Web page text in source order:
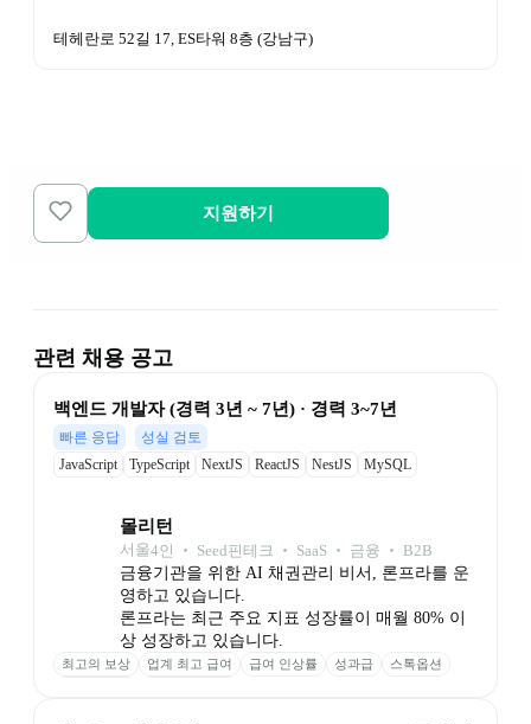
테헤란로 52길 17, ES타워 8층 (강남구)
지원하기
관련 채용 공고
백엔드 개발자 (경력 3년 ~ 7년) · 경력 3~7년
빠른 응답
성실 검토
JavaScript
TypeScript NextJS ReactJS NestJS MySQL
몰리턴
서울4인 ‧ Seed핀테크 ‧ SaaS ‧ 금융 ‧ B2B
금융기관을 위한 AI 채권관리 비서, 론프라를 운
영하고 있습니다.
론프라는 최근 주요 지표 성장률이 매월 80% 이
상 성장하고 있습니다.
최고의 보상 업계 최고 급여 급여 인상률 성과급
스톡옵션